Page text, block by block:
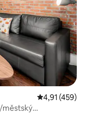
Průměrné
4,91 (459)
městský